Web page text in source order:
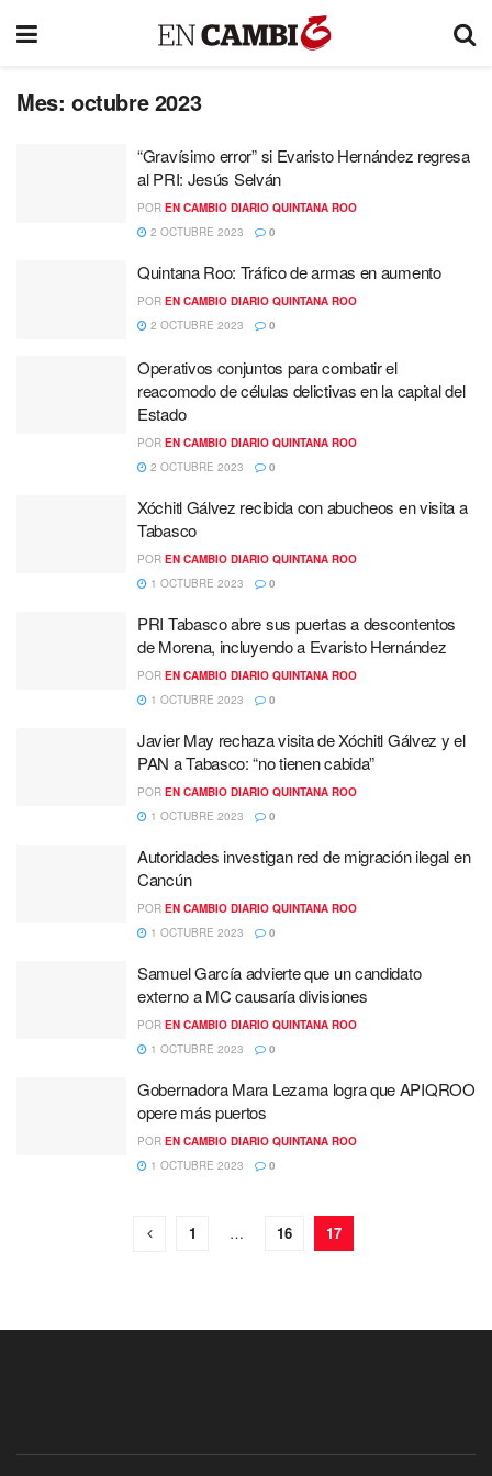
Mes: octubre 2023
“Gravísimo error” si Evaristo Hernández regresa
al PRI: Jesús Selván
POR EN CAMBIO DIARIO QUINTANA ROO
2 OCTUBRE 2023
0
Quintana Roo: Tráfico de armas en aumento
POR EN CAMBIO DIARIO QUINTANA ROO
2 OCTUBRE 2023
0
Operativos conjuntos para combatir el
reacomodo de células delictivas en la capital del
Estado
POR EN CAMBIO DIARIO QUINTANA ROO
2 OCTUBRE 2023
0
Xóchitl Gálvez recibida con abucheos en visita a
Tabasco
POR EN CAMBIO DIARIO QUINTANA ROO
1 OCTUBRE 2023
0
PRI Tabasco abre sus puertas a descontentos
de Morena, incluyendo a Evaristo Hernández
POR EN CAMBIO DIARIO QUINTANA ROO
1 OCTUBRE 2023
0
Javier May rechaza visita de Xóchitl Gálvez y el
PAN a Tabasco: “no tienen cabida”
POR EN CAMBIO DIARIO QUINTANA ROO
1 OCTUBRE 2023
0
Autoridades investigan red de migración ilegal en
Cancún
POR EN CAMBIO DIARIO QUINTANA ROO
1 OCTUBRE 2023
0
Samuel García advierte que un candidato
externo a MC causaría divisiones
POR EN CAMBIO DIARIO QUINTANA ROO
1 OCTUBRE 2023
0
Gobernadora Mara Lezama logra que APIQROO
opere más puertos
POR EN CAMBIO DIARIO QUINTANA ROO
1 OCTUBRE 2023
0
1 … 16 17